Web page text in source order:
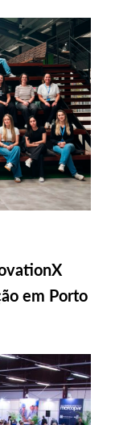
em Porto